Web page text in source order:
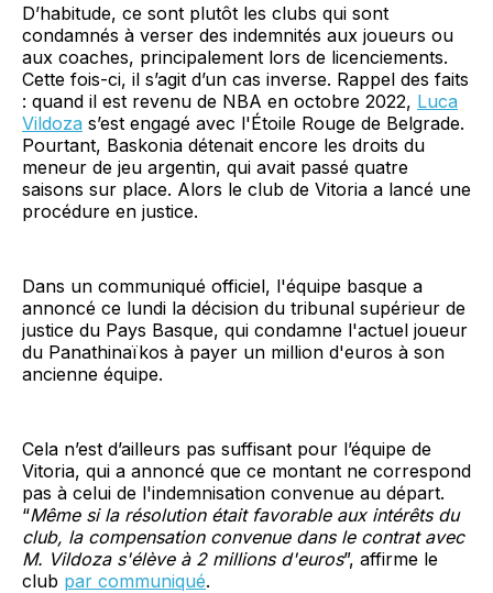
D’habitude, ce sont plutôt les clubs qui sont
condamnés à verser des indemnités aux joueurs ou
aux coaches, principalement lors de licenciements.
Cette fois-ci, il s’agit d’un cas inverse. Rappel des faits
: quand il est revenu de NBA en octobre 2022, Luca
Vildoza s’est engagé avec l'Étoile Rouge de Belgrade.
Pourtant, Baskonia détenait encore les droits du
meneur de jeu argentin, qui avait passé quatre
saisons sur place. Alors le club de Vitoria a lancé une
procédure en justice.
Dans un communiqué officiel, l'équipe basque a
annoncé ce lundi la décision du tribunal supérieur de
justice du Pays Basque, qui condamne l'actuel joueur
du Panathinaïkos à payer un million d'euros à son
ancienne équipe.
Cela n’est d’ailleurs pas suffisant pour l’équipe de
Vitoria, qui a annoncé que ce montant ne correspond
pas à celui de l'indemnisation convenue au départ.
“Même si la résolution était favorable aux intérêts du
club, la compensation convenue dans le contrat avec
M. Vildoza s'élève à 2 millions d'euros”, affirme le
club par communiqué.